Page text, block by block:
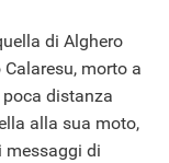
di Alghero
morto a
poca distanza
alla sua moto,
messaggi di